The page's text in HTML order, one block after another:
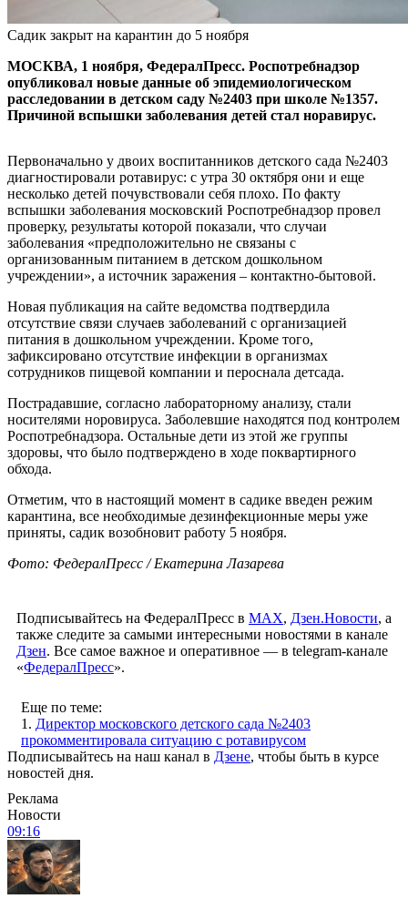
Садик закрыт на карантин до 5 ноября
МОСКВА, 1 ноября, ФедералПресс. Роспотребнадзор
опубликовал новые данные об эпидемиологическом
расследовании в детском саду №2403 при школе №1357.
Причиной вспышки заболевания детей стал норавирус.
Первоначально у двоих воспитанников детского сада №2403
диагностировали ротавирус: с утра 30 октября они и еще
несколько детей почувствовали себя плохо. По факту
вспышки заболевания московский Роспотребнадзор провел
проверку, результаты которой показали, что случаи
заболевания «предположительно не связаны с
организованным питанием в детском дошкольном
учреждении», а источник заражения – контактно-бытовой.
Новая публикация на сайте ведомства подтвердила
отсутствие связи случаев заболеваний с организацией
питания в дошкольном учреждении. Кроме того,
зафиксировано отсутствие инфекции в организмах
сотрудников пищевой компании и пероснала детсада.
Пострадавшие, согласно лабораторному анализу, стали
носителями норовируса. Заболевшие находятся под контролем
Роспотребнадзора. Остальные дети из этой же группы
здоровы, что было подтверждено в ходе поквартирного
обхода.
Отметим, что в настоящий момент в садике введен режим
карантина, все необходимые дезинфекционные меры уже
приняты, садик возобновит работу 5 ноября.
Фото: ФедералПресс / Екатерина Лазарева
Подписывайтесь на ФедералПресс в МАХ, Дзен.Новости, а
также следите за самыми интересными новостями в канале
Дзен. Все самое важное и оперативное — в telegram-канале
«ФедералПресс».
Еще по теме:
1. Директор московского детского сада №2403
прокомментировала ситуацию с ротавирусом
Подписывайтесь на наш канал в Дзене, чтобы быть в курсе
новостей дня.
Реклама
Новости
09:16